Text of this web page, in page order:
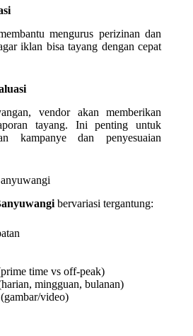
mengurus perizinan dan
iklan bisa tayang dengan cepat
vendor akan memberikan
tayang. Ini penting untuk
kampanye dan penyesuaian
bervariasi tergantung:
time vs off-peak)
mingguan, bulanan)
video)